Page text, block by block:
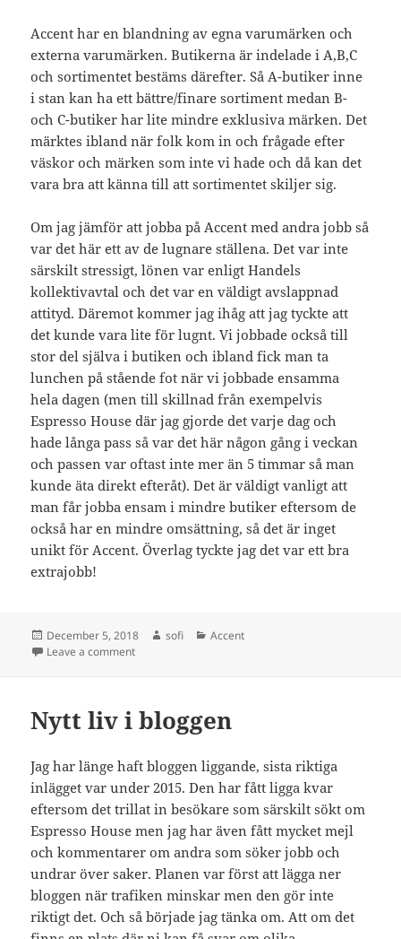
Accent har en blandning av egna varumärken och
externa varumärken. Butikerna är indelade i A,B,C
och sortimentet bestäms därefter. Så A-butiker inne
i stan kan ha ett bättre/finare sortiment medan B-
och C-butiker har lite mindre exklusiva märken. Det
märktes ibland när folk kom in och frågade efter
väskor och märken som inte vi hade och då kan det
vara bra att känna till att sortimentet skiljer sig.
Om jag jämför att jobba på Accent med andra jobb så
var det här ett av de lugnare ställena. Det var inte
särskilt stressigt, lönen var enligt Handels
kollektivavtal och det var en väldigt avslappnad
attityd. Däremot kommer jag ihåg att jag tyckte att
det kunde vara lite för lugnt. Vi jobbade också till
stor del själva i butiken och ibland fick man ta
lunchen på stående fot när vi jobbade ensamma
hela dagen (men till skillnad från exempelvis
Espresso House där jag gjorde det varje dag och
hade långa pass så var det här någon gång i veckan
och passen var oftast inte mer än 5 timmar så man
kunde äta direkt efteråt). Det är väldigt vanligt att
man får jobba ensam i mindre butiker eftersom de
också har en mindre omsättning, så det är inget
unikt för Accent. Överlag tyckte jag det var ett bra
extrajobb!
Posted
on
December 5, 2018 Author
sofi Categories
Accent
Leave a commenton Att jobba på Accent
Nytt liv i bloggen
Jag har länge haft bloggen liggande, sista riktiga
inlägget var under 2015. Den har fått ligga kvar
eftersom det trillat in besökare som särskilt sökt om
Espresso House men jag har även fått mycket mejl
och kommentarer om andra som söker jobb och
undrar över saker. Planen var först att lägga ner
bloggen när trafiken minskar men den gör inte
riktigt det. Och så började jag tänka om. Att om det